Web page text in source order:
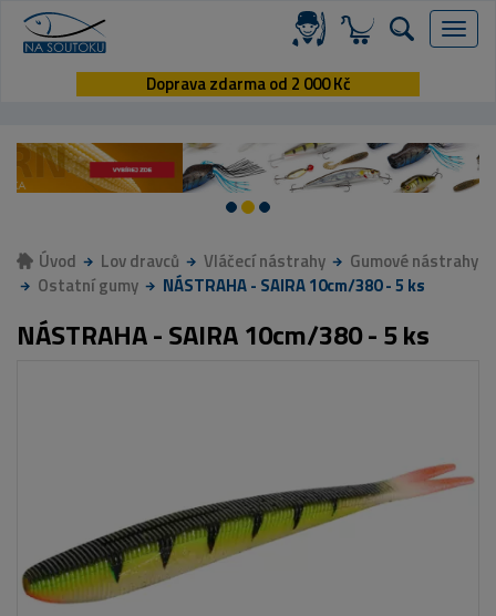
Menu
Doprava zdarma od 2 000 Kč
Úvod Lov dravců Vláčecí nástrahy
Gumové nástrahy
Ostatní gumy
NÁSTRAHA - SAIRA 10cm/380 - 5 ks
NÁSTRAHA - SAIRA 10cm/380 - 5 ks